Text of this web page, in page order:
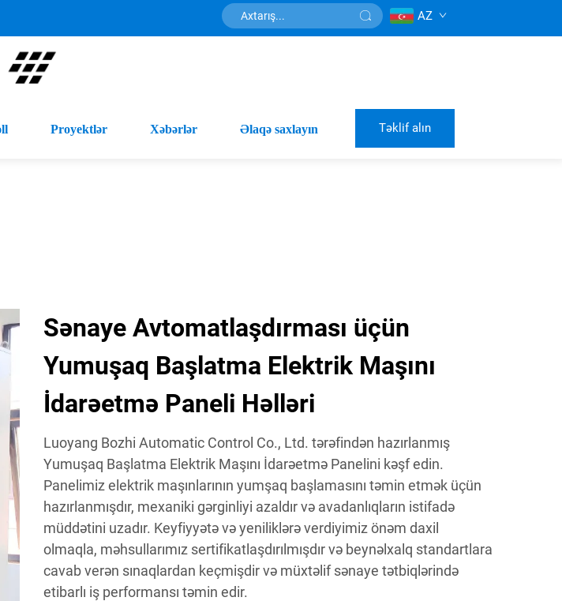
AZ
Proyektlər Xəbərlər Əlaqə saxlayın Təklif alın
Sənaye Avtomatlaşdırması üçün
Yumuşaq Başlatma Elektrik Maşını
İdarəetmə Paneli Həlləri
Luoyang Bozhi Automatic Control Co., Ltd. tərəfindən hazırlanmış
Yumuşaq Başlatma Elektrik Maşını İdarəetmə Panelini kəşf edin.
Panelimiz elektrik maşınlarının yumşaq başlamasını təmin etmək üçün
hazırlanmışdır, mexaniki gərginliyi azaldır və avadanlıqların istifadə
müddətini uzadır. Keyfiyyətə və yeniliklərə verdiyimiz önəm daxil
olmaqla, məhsullarımız sertifikatlaşdırılmışdır və beynəlxalq standartlara
cavab verən sınaqlardan keçmişdir və müxtəlif sənaye tətbiqlərində
etibarlı iş performansı təmin edir.